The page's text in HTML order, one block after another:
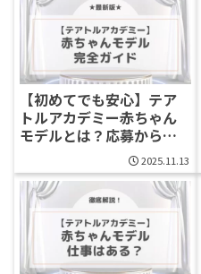
【初めてでも安心】テア
トルアカデミー赤ちゃん
モデルとは？応募からデ
ビューまで完全ガイド2025.11.13